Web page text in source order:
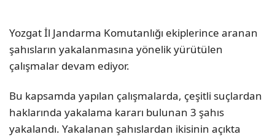
Yozgat İl Jandarma Komutanlığı ekiplerince aranan
şahısların yakalanmasına yönelik yürütülen
çalışmalar devam ediyor.
Bu kapsamda yapılan çalışmalarda, çeşitli suçlardan
haklarında yakalama kararı bulunan 3 şahıs
yakalandı. Yakalanan şahıslardan ikisinin açıkta